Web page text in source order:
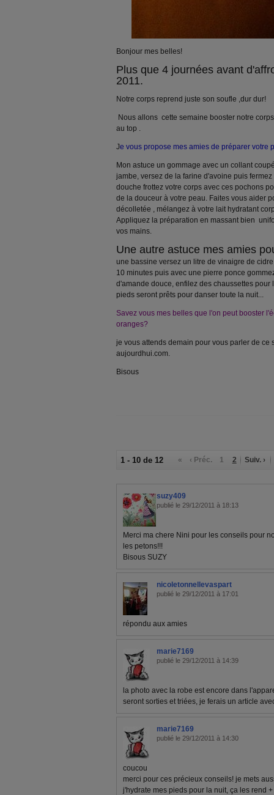
Bonjour mes belles!
Plus que 4 journées avant
2011.
Notre corps reprend juste son soufle ,dur dur!
Nous allons cette semaine booster notre
au top .
Je vous propose mes amies de préparer votre
Mon astuce un gommage avec un collant
jambe, versez de la farine d'avoine puis
douche frottez votre corps avec ces pochons
de la douceur à votre peau. Faites vous aider
décolletée , mélangez à votre lait hydratant
Appliquez la préparation en massant bien
vos mains.
Une autre astuce mes amies
une bassine versez un litre de vinaigre de
10 minutes puis avec une pierre ponce
d'amande douce, enfilez des chaussettes pour
pieds seront prêts pour danser toute la nuit...
Savez vous mes belles que l'on peut booster
oranges?
je vous attends demain pour vous parler de ce
aujourdhui.com.
Bisous
1 - 10 de 12 « ‹ Préc. 1 2 Suiv. ›
suzy409
publié le 29/12/2011 à 18:13
Merci ma chere Nini pour les conseils pour
les petons!!!
Bisous SUZY
nicoletonnellevaspart
publié le 29/12/2011 à 17:01
répondu aux amies
marie7169
publié le 29/12/2011 à 14:39
la photo avec la robe est encore dans
seront sorties et triées, je ferais un article
marie7169
publié le 29/12/2011 à 14:30
coucou
merci pour ces précieux conseils! je mets
j'hydrate mes pieds pour la nuit, ça les rend